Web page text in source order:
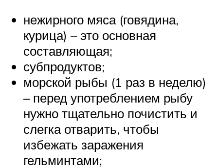
нежирного мяса (говядина,
курица) – это основная
составляющая;
субпродуктов;
морской рыбы (1 раз в неделю)
– перед употреблением рыбу
нужно тщательно почистить и
слегка отварить, чтобы
избежать заражения
гельминтами;